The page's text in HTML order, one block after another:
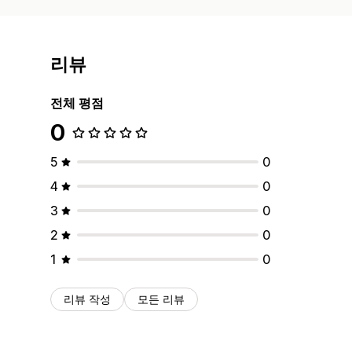
리뷰
전체 평점
0
5
0
4
0
3
0
2
0
1
0
리뷰 작성 모든 리뷰